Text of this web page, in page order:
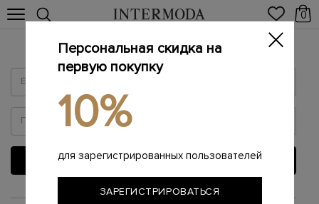
0
Войти
ВОЙТИ
или
Персональная скидка на
первую покупку
10%
для зарегистрированных пользователей
ЗАРЕГИСТРИРОВАТЬСЯ